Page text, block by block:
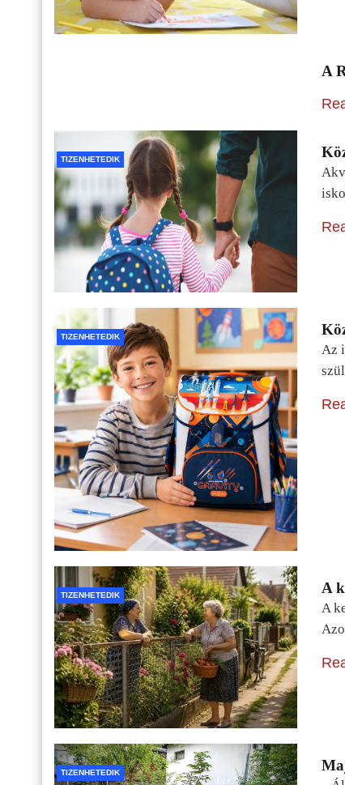
A
TIZENHETEDIK
TIZENHETEDIK
Az
TIZENHETEDIK A
A
TIZENHETEDIK